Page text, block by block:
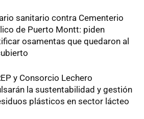
sanitario contra Cementerio
de Puerto Montt: piden
osamentas que quedaron al
y Consorcio Lechero
la sustentabilidad y gestión
plásticos en sector lácteo